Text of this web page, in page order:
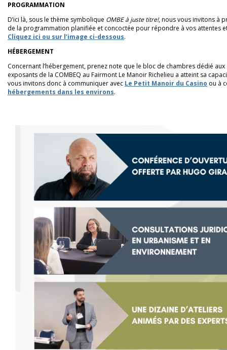
PROGRAMMATION
D’ici là, sous le thème symbolique OMBE à juste titre!, nous vous invitons à
de la programmation planifiée et concoctée pour répondre à vos attentes
Cliquez ici ou sur l’image ci-dessous.
HÉBERGEMENT
Concernant l’hébergement, prenez note que le bloc de chambres dédié
exposants de la COMBEQ au Fairmont Le Manoir Richelieu a atteint sa
vous invitons donc à communiquer avec Le Petit Manoir du Casino ou à
hébergements dans les environs.